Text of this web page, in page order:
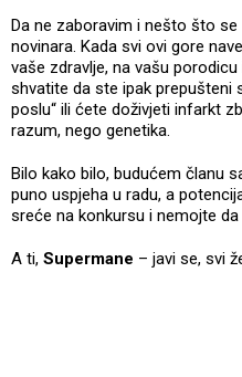
Da ne zaboravim i nešto što
novinara. Kada svi ovi gore
vaše zdravlje, na vašu
shvatite da ste ipak prepušteni
poslu“ ili ćete doživjeti infarkt
razum, nego genetika.
Bilo kako bilo, budućem članu
puno uspjeha u radu, a
sreće na konkursu i nemojte
A ti, Supermane – javi se, svi